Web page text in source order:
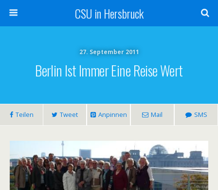
CSU in Hersbruck
27. September 2011
Berlin Ist Immer Eine Reise Wert
Teilen Tweet Anpinnen Mail SMS